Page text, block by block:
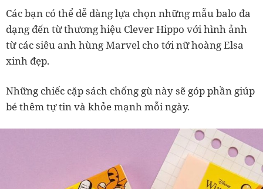
Các bạn có thể dễ dàng lựa chọn những mẫu balo đa
dạng đến từ thương hiệu Clever Hippo với hình ảnh
từ các siêu anh hùng Marvel cho tới nữ hoàng Elsa
xinh đẹp.
Những chiếc cặp sách chống gù này sẽ góp phần giúp
bé thêm tự tin và khỏe mạnh mỗi ngày.